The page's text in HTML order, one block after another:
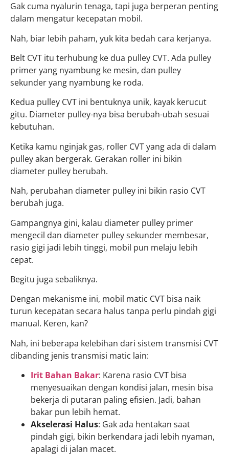
Gak cuma nyalurin tenaga, tapi juga berperan penting
dalam mengatur kecepatan mobil.
Nah, biar lebih paham, yuk kita bedah cara kerjanya.
Belt CVT itu terhubung ke dua pulley CVT. Ada pulley
primer yang nyambung ke mesin, dan pulley
sekunder yang nyambung ke roda.
Kedua pulley CVT ini bentuknya unik, kayak kerucut
gitu. Diameter pulley-nya bisa berubah-ubah sesuai
kebutuhan.
Ketika kamu nginjak gas, roller CVT yang ada di dalam
pulley akan bergerak. Gerakan roller ini bikin
diameter pulley berubah.
Nah, perubahan diameter pulley ini bikin rasio CVT
berubah juga.
Gampangnya gini, kalau diameter pulley primer
mengecil dan diameter pulley sekunder membesar,
rasio gigi jadi lebih tinggi, mobil pun melaju lebih
cepat.
Begitu juga sebaliknya.
Dengan mekanisme ini, mobil matic CVT bisa naik
turun kecepatan secara halus tanpa perlu pindah gigi
manual. Keren, kan?
Nah, ini beberapa kelebihan dari sistem transmisi CVT
dibanding jenis transmisi matic lain:
Irit Bahan Bakar: Karena rasio CVT bisa
menyesuaikan dengan kondisi jalan, mesin bisa
bekerja di putaran paling efisien. Jadi, bahan
bakar pun lebih hemat.
Akselerasi Halus: Gak ada hentakan saat
pindah gigi, bikin berkendara jadi lebih nyaman,
apalagi di jalan macet.